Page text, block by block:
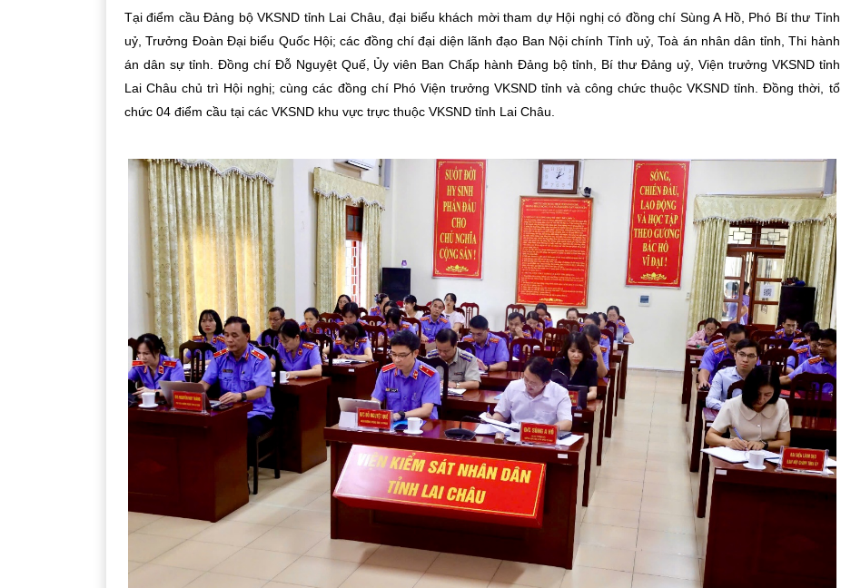
Tại điểm cầu Đảng bộ VKSND tỉnh Lai Châu, đại biểu khách mời tham dự Hội nghị có đồng chí Sùng A Hồ, Phó Bí thư Tỉnh
uỷ, Trưởng Đoàn Đại biểu Quốc Hội; các đồng chí đại diện lãnh đạo Ban Nội chính Tỉnh uỷ, Toà án nhân dân tỉnh, Thi hành
án dân sự tỉnh. Đồng chí Đỗ Nguyệt Quế, Ủy viên Ban Chấp hành Đảng bộ tỉnh, Bí thư Đảng uỷ, Viện trưởng VKSND tỉnh
Lai Châu chủ trì Hội nghị; cùng các đồng chí Phó Viện trưởng VKSND tỉnh và công chức thuộc VKSND tỉnh. Đồng thời, tổ
chức 04 điểm cầu tại các VKSND khu vực trực thuộc VKSND tỉnh Lai Châu.